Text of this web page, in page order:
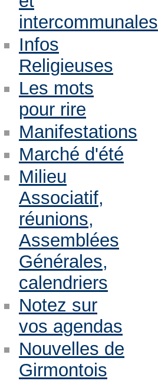
intercommunales
Infos
Religieuses
Les mots
pour rire
Manifestations
Marché d'été
Milieu
Associatif,
réunions,
Assemblées
Générales,
calendriers
Notez sur
vos agendas
Nouvelles de
Girmontois